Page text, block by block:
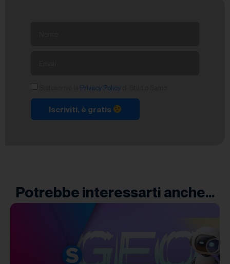
Privacy Policy
Iscriviti, è gratis
Potrebbe interessarti anche...